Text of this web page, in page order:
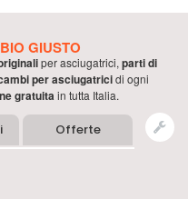
GIUSTO
perasciugatrici, parti di
perasciugatricidi ogni
gratuitain tutta Italia.
Offerte